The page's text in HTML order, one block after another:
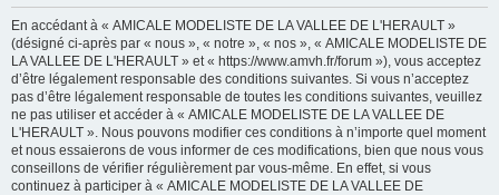
En accédant à « AMICALE MODELISTE DE LA VALLEE DE L'HERAULT »
(désigné ci-après par « nous », « notre », « nos », « AMICALE MODELISTE DE
LA VALLEE DE L'HERAULT » et « https://www.amvh.fr/forum »), vous acceptez
d’être légalement responsable des conditions suivantes. Si vous n’acceptez
pas d’être légalement responsable de toutes les conditions suivantes, veuillez
ne pas utiliser et accéder à « AMICALE MODELISTE DE LA VALLEE DE
L'HERAULT ». Nous pouvons modifier ces conditions à n’importe quel moment
et nous essaierons de vous informer de ces modifications, bien que nous vous
conseillons de vérifier régulièrement par vous-même. En effet, si vous
continuez à participer à « AMICALE MODELISTE DE LA VALLEE DE